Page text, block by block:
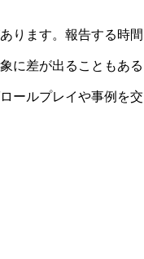
ります。報告する時間
に差が出ることもある
ールプレイや事例を交